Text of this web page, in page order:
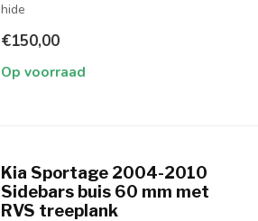
hide
€150,00
Op voorraad
Kia Sportage 2004-2010
Sidebars buis 60 mm met
RVS treeplank